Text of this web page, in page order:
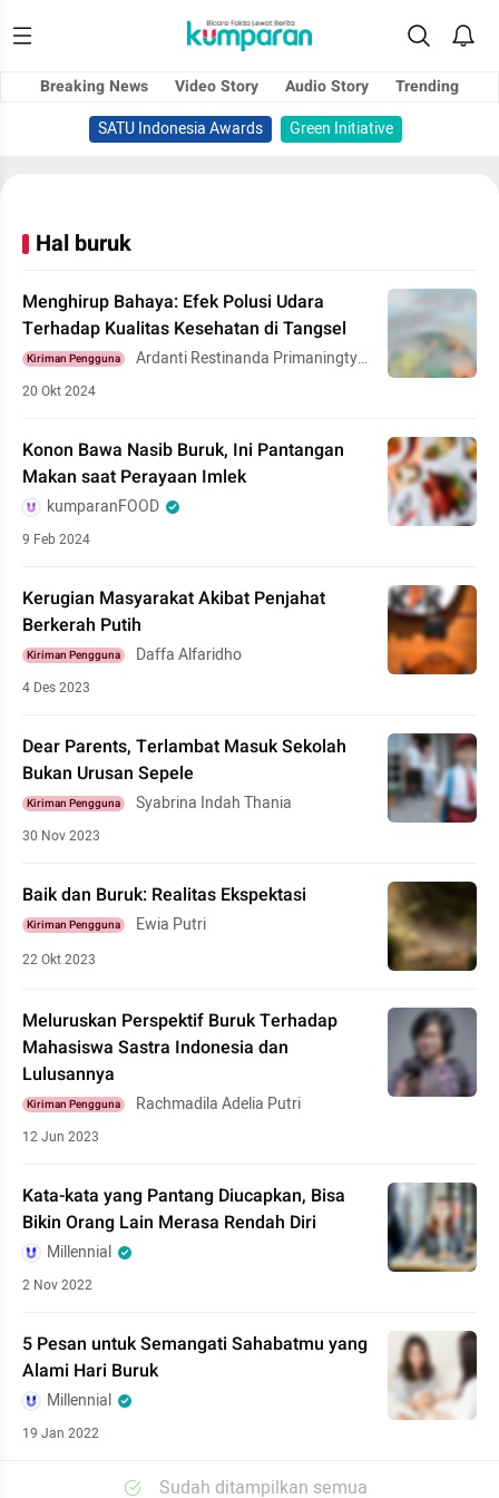
Breaking News Video Story Audio Story
Trending
SATU Indonesia Awards
Green Initiative
Hal buruk
Menghirup Bahaya: Efek Polusi Udara
Terhadap Kualitas Kesehatan di Tangsel
Kiriman Pengguna
Ardanti Restinanda Primaningtya
20 Okt 2024
Konon Bawa Nasib Buruk, Ini Pantangan
Makan saat Perayaan Imlek
kumparanFOOD
9 Feb 2024
Kerugian Masyarakat Akibat Penjahat
Berkerah Putih
Kiriman Pengguna Daffa Alfaridho
4 Des 2023
Dear Parents, Terlambat Masuk Sekolah
Bukan Urusan Sepele
Kiriman Pengguna Syabrina Indah Thania
30 Nov 2023
Baik dan Buruk: Realitas Ekspektasi
Kiriman Pengguna Ewia Putri
22 Okt 2023
Meluruskan Perspektif Buruk Terhadap
Mahasiswa Sastra Indonesia dan
Lulusannya
Kiriman Pengguna Rachmadila Adelia Putri
12 Jun 2023
Kata-kata yang Pantang Diucapkan, Bisa
Bikin Orang Lain Merasa Rendah Diri
Millennial
2 Nov 2022
5 Pesan untuk Semangati Sahabatmu yang
Alami Hari Buruk
Millennial
19 Jan 2022
Sudah ditampilkan semua